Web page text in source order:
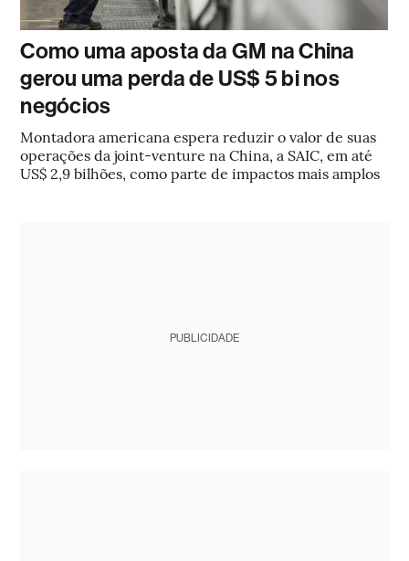
Como uma aposta da GM na China
gerou uma perda de US$ 5 bi nos
negócios
Montadora americana espera reduzir o valor de suas
operações da joint-venture na China, a SAIC, em até
US$ 2,9 bilhões, como parte de impactos mais amplos
PUBLICIDADE